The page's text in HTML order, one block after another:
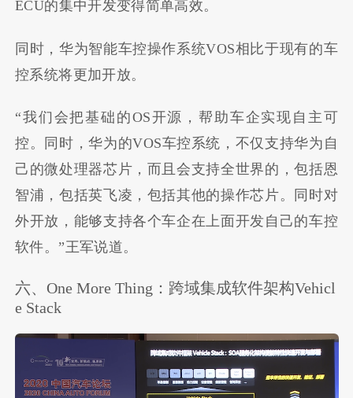
ECU的集中开发变得简单高效。
同时，华为智能车控操作系统VOS相比于现有的车
控系统将更加开放。
“我们会把基础的OS开源，帮助车企实现自主可
控。同时，华为的VOS车控系统，不仅支持华为自
己的微处理器芯片，而且会支持全世界的，包括恩
智浦，包括英飞凌，包括其他的操作芯片。同时对
外开放，能够支持各个车企在上面开发自己的车控
软件。”王军说道。
六、One More Thing：跨域集成软件架构Vehicl
e Stack